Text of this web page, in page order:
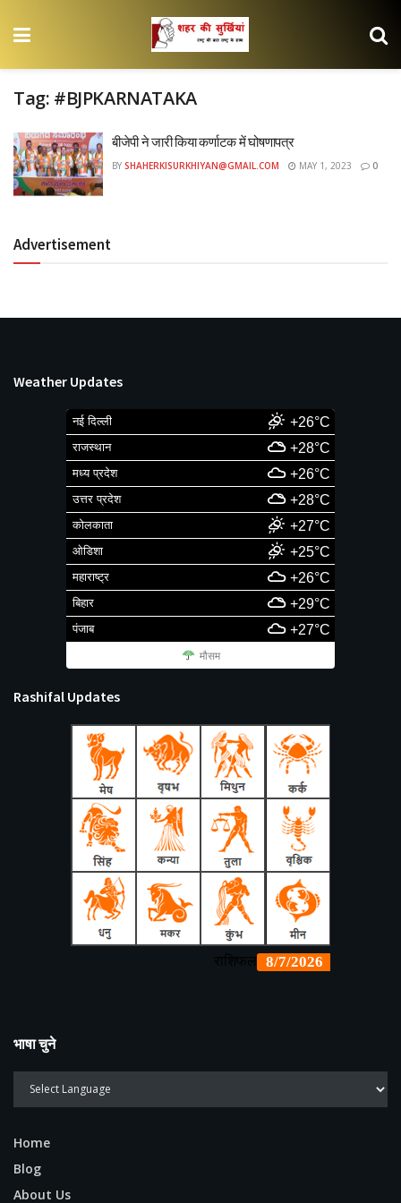
Tag: #BJPKARNATAKA
बीजेपी ने जारी किया कर्णाटक में घोषणापत्र
BY SHAHERKISURKHIYAN@GMAIL.COM MAY 1, 2023 0
Advertisement
Weather Updates
नई दिल्ली +26°C
राजस्थान +28°C
मध्य प्रदेश +26°C
उत्तर प्रदेश +28°C
कोलकाता +27°C
ओडिशा +25°C
महाराष्ट्र +26°C
बिहार +29°C
पंजाब +27°C
मौसम
Rashifal Updates
भाषा चुने
Home
Blog
About Us